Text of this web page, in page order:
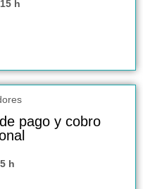
15 h
pago y cobro
5 h